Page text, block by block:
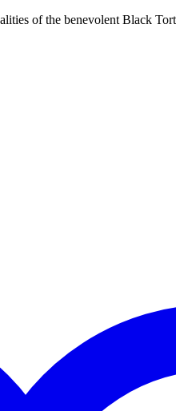
of the benevolent Black